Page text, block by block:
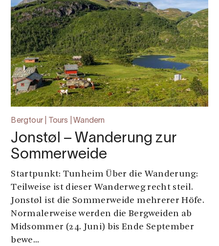
Bergtour | Tours | Wandern
Jonstøl – Wanderung zur
Sommerweide
Startpunkt: Tunheim Über die Wanderung:
Teilweise ist dieser Wanderweg recht steil.
Jonstøl ist die Sommerweide mehrerer Höfe.
Normalerweise werden die Bergweiden ab
Midsommer (24. Juni) bis Ende September
bewe...